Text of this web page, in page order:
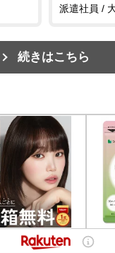
派遣社員 /
続きはこちら